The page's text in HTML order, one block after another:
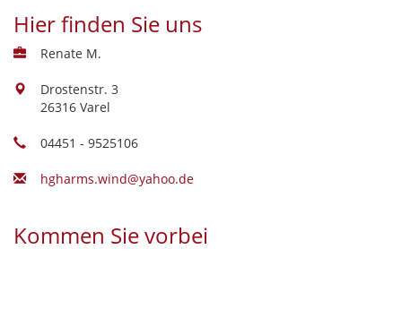
Hier finden Sie uns
Renate M.
Drostenstr. 3
26316 Varel
04451 - 9525106
hgharms.wind@yahoo.de
Kommen Sie vorbei